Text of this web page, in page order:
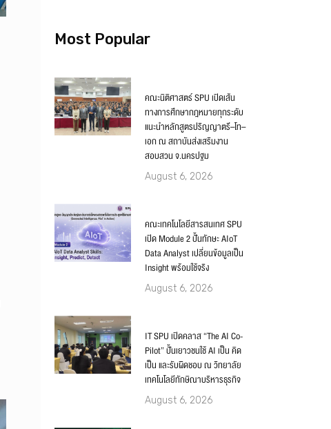
Most Popular
คณะนิติศาสตร์ SPU เปิดเส้น
ทางการศึกษากฎหมายทุกระดับ
แนะนำหลักสูตรปริญญาตรี–โท–
เอก ณ สถาบันส่งเสริมงาน
สอบสวน จ.นครปฐม
August 6, 2026
คณะเทคโนโลยีสารสนเทศ SPU
เปิด Module 2 ปั้นทักษะ AIoT
Data Analyst เปลี่ยนข้อมูลเป็น
Insight พร้อมใช้จริง
August 6, 2026
IT SPU เปิดคลาส “The AI Co-
Pilot” ปั้นเยาวชนใช้ AI เป็น คิด
เป็น และรับผิดชอบ ณ วิทยาลัย
เทคโนโลยีทักษิณาบริหารธุรกิจ
August 6, 2026